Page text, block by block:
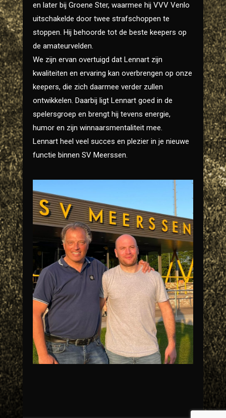
en later bij Groene Ster, waarmee hij VVV Venlo
uitschakelde door twee strafschoppen te
stoppen. Hij behoorde tot de beste keepers op
de amateurvelden.
We zijn ervan overtuigd dat Lennart zijn
kwaliteiten en ervaring kan overbrengen op onze
keepers, die zich daarmee verder zullen
ontwikkelen. Daarbij ligt Lennart goed in de
spelersgroep en brengt hij tevens energie,
humor en zijn winnaarsmentaliteit mee.
Lennart heel veel succes en plezier in je nieuwe
functie binnen SV Meerssen.